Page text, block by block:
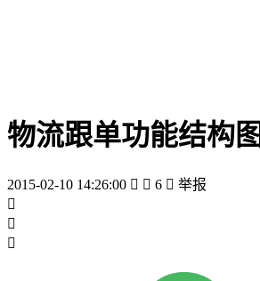
物流跟单功能结构图
2015-02-10 14:26:00   6  举报


